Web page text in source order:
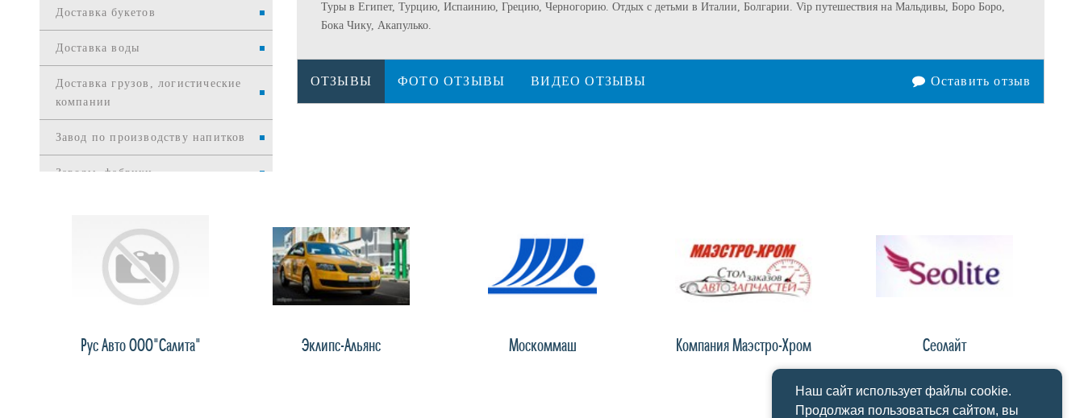
Наш сайт использует файлы cookie.
Продолжая пользоваться сайтом, вы
Доставка букетов
Доставка воды
Доставка грузов, логистические
компании
Завод по производству напитков
Заводы, фабрики
Интернет и телекоммуникации
Интернет-торговля
Информационные технологии
Туры в Египет, Турцию, Испаинию, Грецию, Черногорию. Отдых с детьми в Италии, Болгарии. Vip путешествия на Мальдивы, Боро Боро,
Бока Чику, Акапулько.
ОТЗЫВЫ ФОТО ОТЗЫВЫ ВИДЕО ОТЗЫВЫ Оставить отзыв
Рус Авто ООО"Салита" Эклипс-Альянс Москоммаш Компания Маэстро-Хром Сеолайт